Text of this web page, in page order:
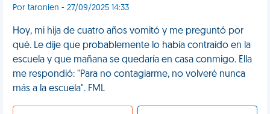
Por taronien - 27/09/2025 14:33
Hoy, mi hija de cuatro años vomitó y me preguntó por
qué. Le dije que probablemente lo había contraído en la
escuela y que mañana se quedaría en casa conmigo. Ella
me respondió: "Para no contagiarme, no volveré nunca
más a la escuela". FML